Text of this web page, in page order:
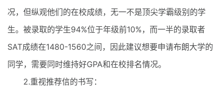
况，但纵观他们的在校成绩，无一不是顶尖学霸级别的学
生。被录取的学生94%位于年级前10%，而一半的录取者
SAT成绩在1480-1560之间，因此建议想要申请布朗大学的
同学，需要同时维持好GPA和在校排名情况。
2.重视推荐信的书写：